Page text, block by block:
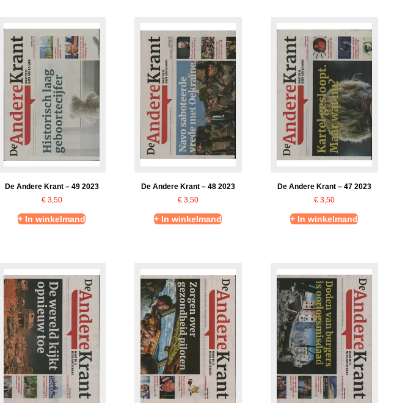
De Andere Krant – 49 2023
€3,50
+ In winkelmand
De Andere Krant – 48 2023
€3,50
+ In winkelmand
De Andere Krant – 47 2023
€3,50
+ In winkelmand